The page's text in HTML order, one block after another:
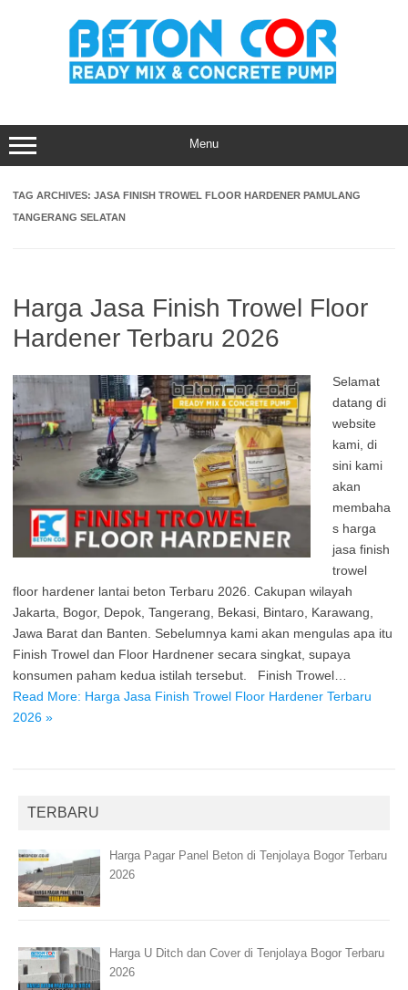
Menu
TAG ARCHIVES: JASA FINISH TROWEL FLOOR HARDENER PAMULANG
TANGERANG SELATAN
Harga Jasa Finish Trowel Floor
Hardener Terbaru 2026
Selamat
datang di
website
kami, di
sini kami
akan
membaha
s harga
jasa finish
trowel
floor hardener lantai beton Terbaru 2026. Cakupan wilayah
Jakarta, Bogor, Depok, Tangerang, Bekasi, Bintaro, Karawang,
Jawa Barat dan Banten. Sebelumnya kami akan mengulas apa itu
Finish Trowel dan Floor Hardnener secara singkat, supaya
konsumen paham kedua istilah tersebut. Finish Trowel…
Read More: Harga Jasa Finish Trowel Floor Hardener Terbaru
2026 »
TERBARU
Harga Pagar Panel Beton di Tenjolaya Bogor Terbaru
2026
Harga U Ditch dan Cover di Tenjolaya Bogor Terbaru
2026